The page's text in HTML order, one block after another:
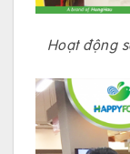
Hoạt động